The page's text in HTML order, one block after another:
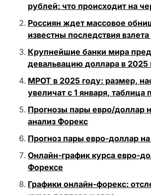
рублей: что происходит на
Россиян ждет массовое
известны последствия
Крупнейшие банки мира
девальвацию доллара в 2025
МРОТ в 2025 году: размер,
увеличат с 1 января,
Прогнозы пары евро/доллар
анализ Форекс
Прогноз пары евро-доллар на
Онлайн-график курса евро-
Форексе
Графики онлайн-форекс: